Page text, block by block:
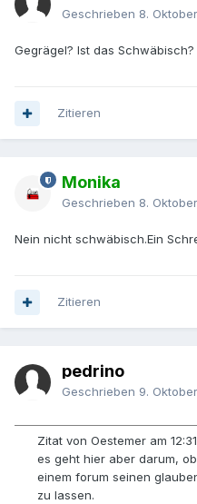
Geschrieben 8.
Gegrägel? Ist das Schwäbisch?
Zitieren
Monika
Geschrieben 8.
Nein nicht schwäbisch.Ein
Zitieren
pedrino
Geschrieben 9.
Zitat von Oestemer am
es geht hier aber darum,
einem forum seinen
zu lassen.